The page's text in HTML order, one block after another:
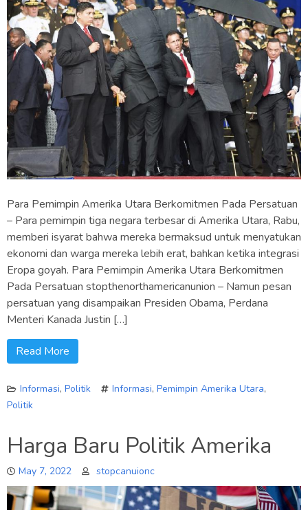
Para Pemimpin Amerika Utara Berkomitmen Pada Persatuan
– Para pemimpin tiga negara terbesar di Amerika Utara, Rabu,
memberi isyarat bahwa mereka bermaksud untuk menyatukan
ekonomi dan warga mereka lebih erat, bahkan ketika integrasi
Eropa goyah. Para Pemimpin Amerika Utara Berkomitmen
Pada Persatuan stopthenorthamericanunion – Namun pesan
persatuan yang disampaikan Presiden Obama, Perdana
Menteri Kanada Justin […]
Read More
Informasi, Politik Informasi, Pemimpin Amerika Utara,
Politik
Harga Baru Politik Amerika
May 7, 2022 stopcanuionc